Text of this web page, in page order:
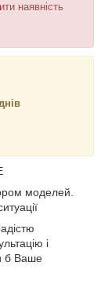
наявність
моделей.
і
б Ваше